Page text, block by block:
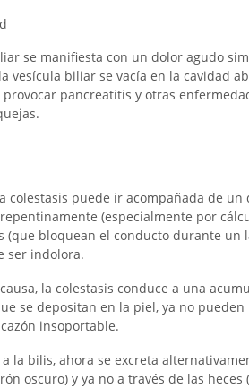
se manifiesta con un dolor agudo
vesícula biliar se vacía en la cavidad
pancreatitis y otras
colestasis puede ir acompañada de un
(especialmente por
(que bloquean el conducto durante un
ser indolora.
la colestasis conduce a una
se depositan en la piel, ya no
insoportable.
la bilis, ahora se excreta
oscuro) y ya no a través de las